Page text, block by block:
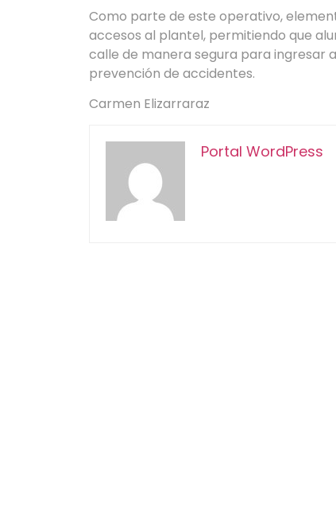
Como parte de este operativo,
accesos al plantel, permitiendo que
calle de manera segura para ingresar
prevención de accidentes.
Carmen Elizarraraz
Portal WordPress